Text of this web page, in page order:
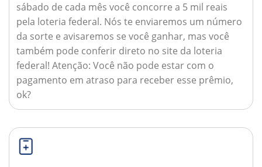
sábado de cada mês você concorre a 5 mil reais
pela loteria federal. Nós te enviaremos um número
da sorte e avisaremos se você ganhar, mas você
também pode conferir direto no site da loteria
federal! Atenção: Você não pode estar com o
pagamento em atraso para receber esse prêmio,
ok?